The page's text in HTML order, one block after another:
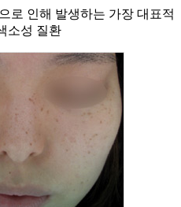
로 인해 발생하는 가장 대표적
소성 질환